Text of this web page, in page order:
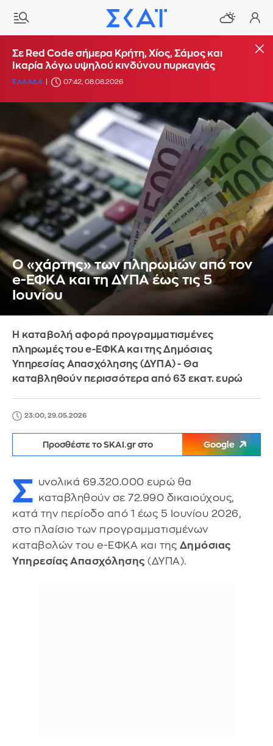
Σε Red Code σήμερα Κρήτη, Χίος, Σάμος και
Ικαρία λόγω υψηλού κινδύνου πυρκαγιάς
ΕΛΛΑΔΑ 07:42, 08.08.2026
Ο «χάρτης» των πληρωμών από τον
e-ΕΦΚΑ και τη ΔΥΠΑ έως τις 5
Iουνίου
Η καταβολή αφορά προγραμματισμένες
πληρωμές του e-ΕΦΚΑ και της Δημόσιας
Υπηρεσίας Απασχόλησης (ΔΥΠΑ) - Θα
καταβληθούν περισσότερα από 63 εκατ. ευρώ
23:00, 29.05.2026
Προσθέστε το SKAI.gr στο Google
Σ υνολικά 69.320.000 ευρώ θα
καταβληθούν σε 72.990 δικαιούχους,
κατά την περίοδο από 1 έως 5 Ιουνίου 2026,
στο πλαίσιο των προγραμματισμένων
καταβολών του e-ΕΦΚΑ και της Δημόσιας
Υπηρεσίας Απασχόλησης (ΔΥΠΑ).